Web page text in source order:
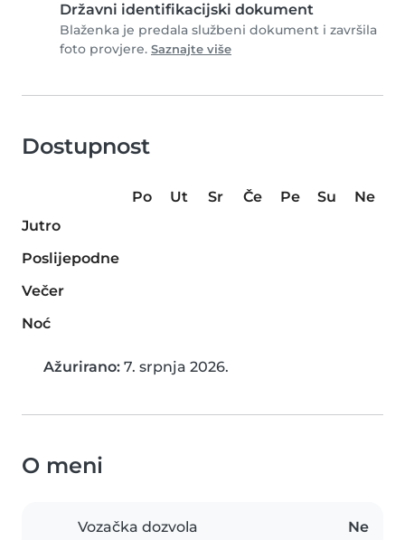
Državni identifikacijski dokument
Blaženka je predala službeni dokument i završila
foto provjere. Saznajte više
Dostupnost
Po Ut Sr Če Pe Su
Ne
Jutro
Poslijepodne
Večer
Noć
Ažurirano: 7. srpnja 2026.
O meni
Vozačka dozvola Ne